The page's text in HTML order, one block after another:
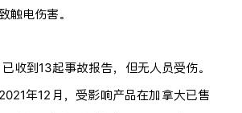
触电伤害。
收到13起事故报告，但无人员受伤。
年12月，受影响产品在加拿大已售